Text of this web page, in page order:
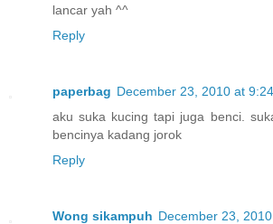
lancar yah ^^
Reply
paperbag December 23, 2010 at
aku suka kucing tapi juga benci.
bencinya kadang jorok
Reply
Wong sikampuh December 23,